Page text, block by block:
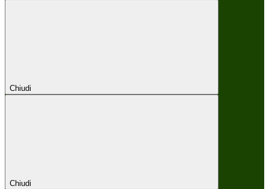
Chiudi
Chiudi